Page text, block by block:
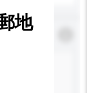
* 必須填寫
地